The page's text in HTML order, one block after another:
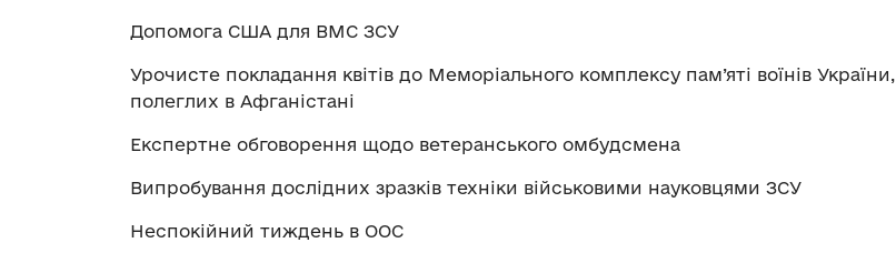
Допомога США для ВМС ЗСУ
Урочисте покладання квітів до Меморіального комплексу пам’яті воїнів України,
полеглих в Афганістані
Експертне обговорення щодо ветеранського омбудсмена
Випробування дослідних зразків техніки військовими науковцями ЗСУ
Неспокійний тиждень в ООС